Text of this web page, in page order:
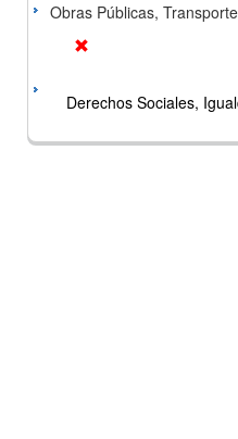
Obras Públicas,
Derechos Sociales,